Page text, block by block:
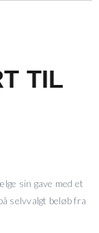
TIL
sin gave med et
selvvalgt beløb fra